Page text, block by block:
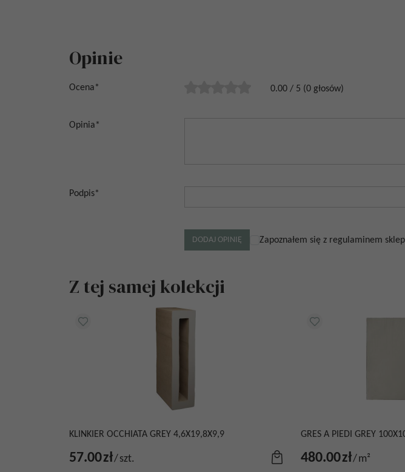
Opinie
Ocena* 0.00 / 5 (0 głosów)
Opinia*
Podpis*
Zapoznałem się z regulaminem
Z tej samej kolekcji
KLINKIER OCCHIATA GREY 4,6X19,8X9,9
57.00zł/szt.
GRES A PIEDI GREY
480.00zł/m²